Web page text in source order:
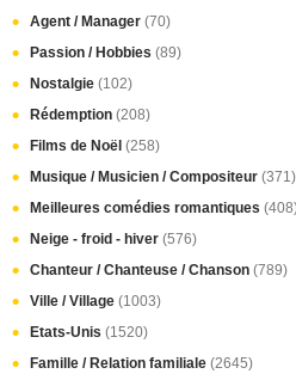
Agent / Manager (70)
Passion / Hobbies (89)
Nostalgie (102)
Rédemption (208)
Films de Noël (258)
Musique / Musicien / Compositeur (371)
Meilleures comédies romantiques
Neige - froid - hiver (576)
Chanteur / Chanteuse / Chanson (789)
Ville / Village (1003)
Etats-Unis (1520)
Famille / Relation familiale (2645)